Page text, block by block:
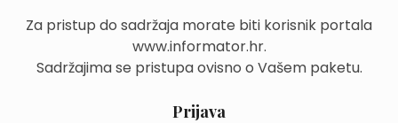
Za pristup do sadržaja morate biti korisnik portala
www.informator.hr.
Sadržajima se pristupa ovisno o Vašem paketu.
Prijava